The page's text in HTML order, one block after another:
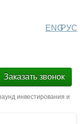
РУС
ENG
Заказать звонок
инвестирования и